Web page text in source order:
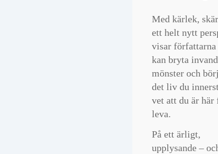
Med kärlek,
ett helt nytt
visar författarna
kan bryta
mönster och
det liv du
vet att du är här
leva.
På ett ärligt,
upplysande –